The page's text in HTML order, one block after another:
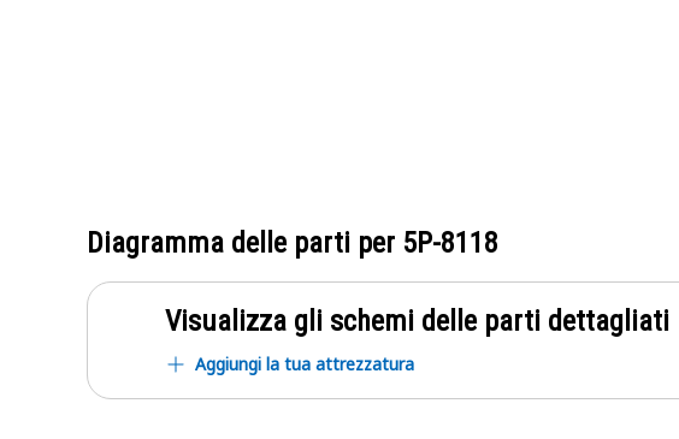
Diagramma delle parti per 5P-8118
Visualizza gli schemi delle parti dettagliati
Aggiungi la tua attrezzatura